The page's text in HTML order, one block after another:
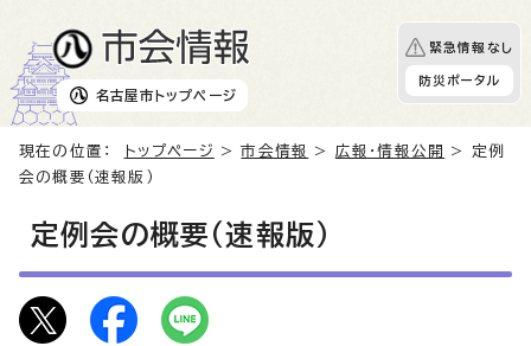
名古屋市 トップページ
緊急情報なし
防災ポータル
現在の位置： トップページ >市会情報 > 広報・情報公開
> 定例
会の概要（速報版）
定例会の概要（速報版）